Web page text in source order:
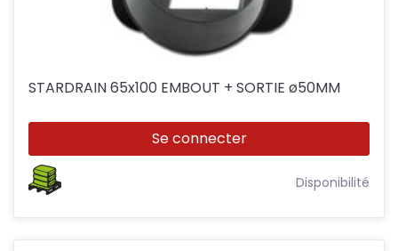
STARDRAIN 65x100 EMBOUT + SORTIE ø50MM
Se connecter
Disponibilité